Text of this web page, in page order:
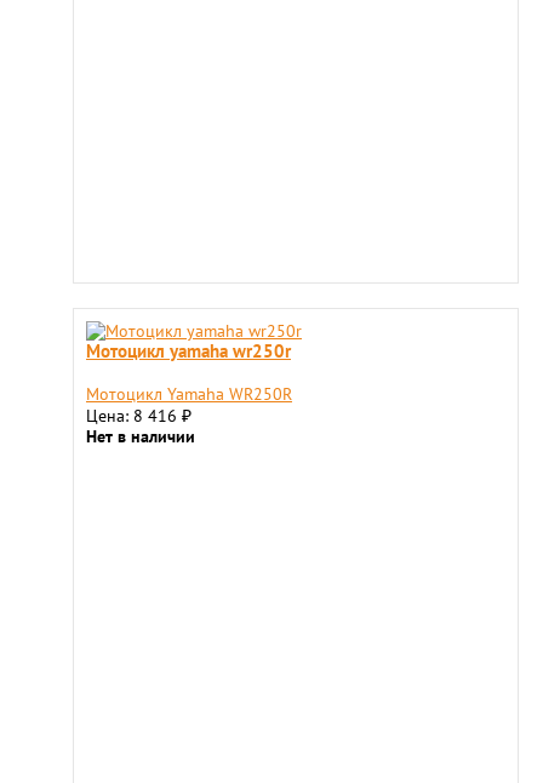
Мотоцикл yamaha wr250r
Мотоцикл Yamaha WR250R
Цена: 8 416 ₽
Нет в наличии